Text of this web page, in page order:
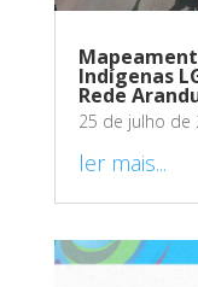
Indígenas
Rede
25 de julho de
ler mais...